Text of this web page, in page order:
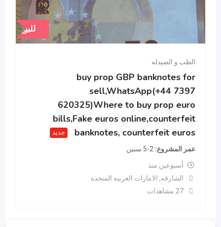
للبيع
الطب و الصيدله
buy prop GBP banknotes for
sell,WhatsApp(+44 7397
620325)Where to buy prop euro
bills,Fake euros online,counterfeit
banknotes, counterfeit euros
جديد
عمر المشروع 2-5 سنين
أسبوعين منذ
الشارقه, الامارات العربيه المتحده
27 مشاهدات